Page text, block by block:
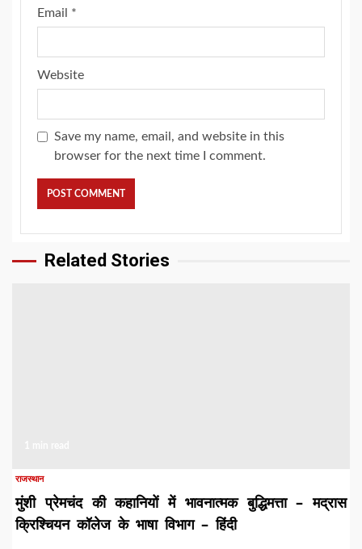
Email *
Website
Save my name, email, and website in this
browser for the next time I comment.
Related Stories
राजस्थान
मुंशी प्रेमचंद की कहानियों में भावनात्मक बुद्धिमत्ता – मद्रास
क्रिश्चियन कॉलेज के भाषा विभाग – हिंदी